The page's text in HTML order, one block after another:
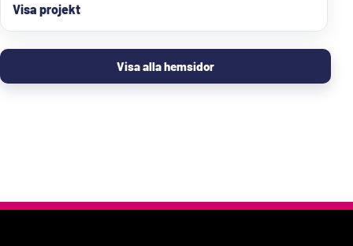
Visa projekt
Visa alla hemsidor